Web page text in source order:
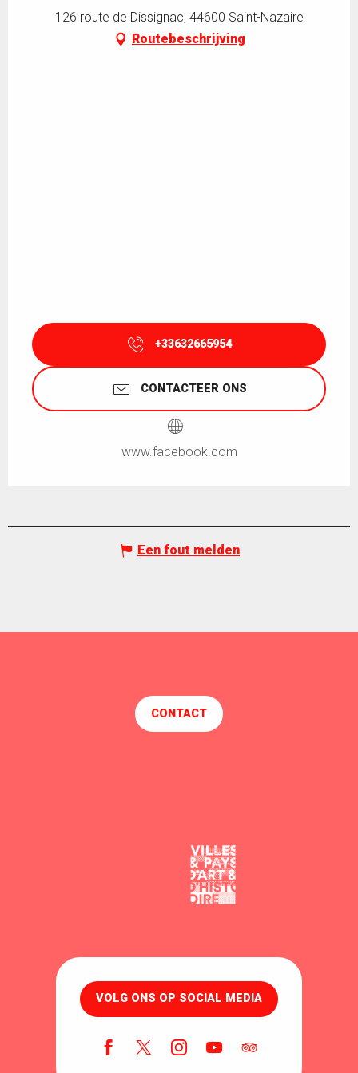
126 route de Dissignac, 44600 Saint-Nazaire
Routebeschrijving
+33632665954
CONTACTEER ONS
www.facebook.com
Een fout melden
CONTACT
VOLG ONS OP SOCIAL MEDIA